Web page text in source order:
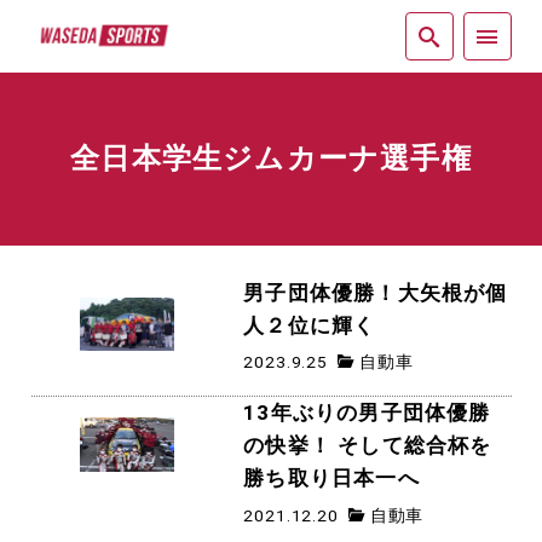
全日本学生ジムカーナ選手権
男子団体優勝！大矢根が個
人２位に輝く
2023.9.25 自動車
13年ぶりの男子団体優勝
の快挙！ そして総合杯を
勝ち取り日本一へ
2021.12.20 自動車